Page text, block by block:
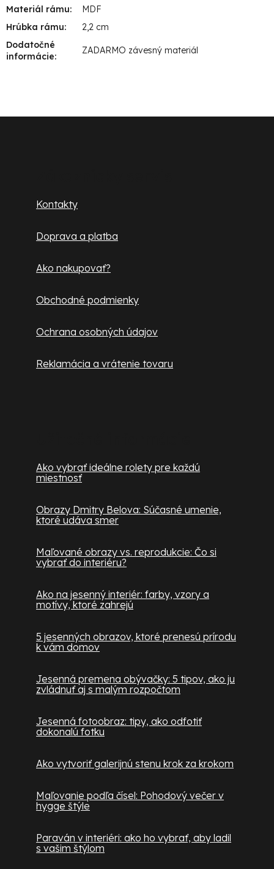
Materiál rámu:
MDF
Hrúbka rámu:
2,2 cm
Dodatočné
informácie:
ZADARMO závesný materiál
Kontakty
Doprava a platba
Ako nakupovať?
Obchodné podmienky
Ochrana osobných údajov
Reklamácia a vrátenie tovaru
Ako vybrať ideálne rolety pre každú
miestnosť
Obrazy Dmitry Belova: Súčasné umenie,
ktoré udáva smer
Maľované obrazy vs. reprodukcie: Čo si
vybrať do interiéru?
Ako na jesenný interiér: farby, vzory a
motívy, ktoré zahrejú
5 jesenných obrazov, ktoré prenesú prírodu
k vám domov
Jesenná premena obývačky: 5 tipov, ako ju
zvládnuť aj s malým rozpočtom
Jesenná fotoobraz: tipy, ako odfotiť
dokonalú fotku
Ako vytvoriť galerijnú stenu krok za krokom
Maľovanie podľa čísel: Pohodový večer v
hygge štýle
Paraván v interiéri: ako ho vybrať, aby ladil
s vašim štýlom